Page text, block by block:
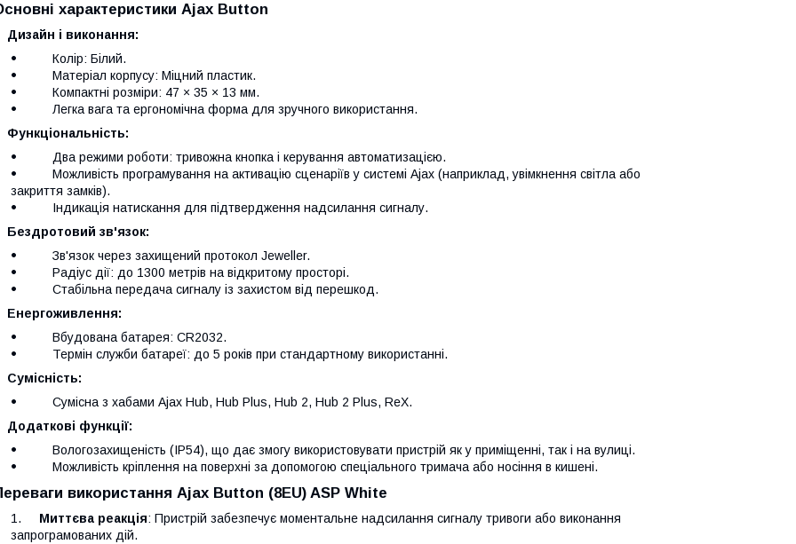
характеристики Ajax Button
Дизайн і виконання:
Колір: Білий.
Матеріал корпусу: Міцний пластик.
Компактні розміри: 47 × 35 × 13 мм.
Легка вага та ергономічна форма для зручного використання.
Функціональність:
Два режими роботи: тривожна кнопка і керування автоматизацією.
Можливість програмування на активацію сценаріїв у системі Ajax (наприклад, увімкнення світла або
закриття замків).
Індикація натискання для підтвердження надсилання сигналу.
Бездротовий зв'язок:
Зв'язок через захищений протокол Jeweller.
Радіус дії: до 1300 метрів на відкритому просторі.
Стабільна передача сигналу із захистом від перешкод.
Енергоживлення:
Вбудована батарея: CR2032.
Термін служби батареї: до 5 років при стандартному використанні.
Сумісність:
Сумісна з хабами Ajax Hub, Hub Plus, Hub 2, Hub 2 Plus, ReX.
Додаткові функції:
Вологозахищеність (IP54), що дає змогу використовувати пристрій як у приміщенні, так і на вулиці.
Можливість кріплення на поверхні за допомогою спеціального тримача або носіння в кишені.
використання Ajax Button (8EU) ASP White
Миттєва реакція: Пристрій забезпечує моментальне надсилання сигналу тривоги або виконання
запрограмованих дій.